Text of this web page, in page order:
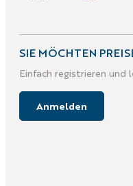
SIE MÖCHTEN
Einfach registrieren und
Anmelden